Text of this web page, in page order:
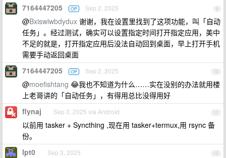
9
7164447205 OP Sep 2, 2025
@Bxiswiwbdydux 谢谢，我在设置里找到了这项功能，叫「自动
任务」。经过测试，确实可以设置指定时间打开指定应用，美中
不足的就是，打开指定应用后没法自动回到桌面，早上打开手机
需要手动返回桌面
10
7164447205 OP Sep 2, 2025
@moefishtang 😂我也不知道为什么……实在没别的办法就用楼
上老哥讲的「自动任务」，有得用总比没得用好
11
flynaj Sep 3, 2025 via Android
以前用 tasker + Syncthing ,现在用 tasker+termux,用 rsync 备
份。
12
lpt0 Sep 3, 2025